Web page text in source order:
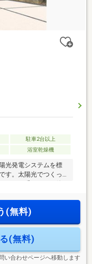
駐車2台以上
浴室乾燥機
光発電システムを標
す。太陽光でつくっ
のが一番かしこい使
、光熱費を抑えた暮
保育園まで徒歩4分☆
(無料)
(無料)
い合わせページへ移動します